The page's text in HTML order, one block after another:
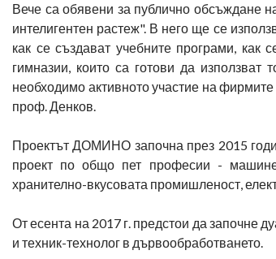
Вече са обявени за публично обсъждане
интелигентен растеж". В него ще се
как се създават учебните програми,
гимназии, които са готови да
необходимо активното участие на
проф. Денков.
Проектът ДОМИНО започна през 2015
проект по общо пет професии -
хранително-вкусовата промишленост,
От есента на 2017 г. предстои да започне
и техник-технолог в дървообработването.